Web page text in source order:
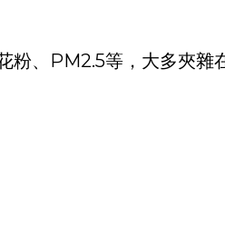
、PM2.5等，大多夾